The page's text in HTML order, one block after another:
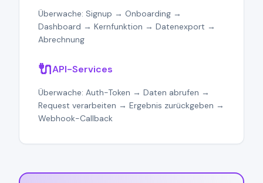
Überwache: Signup → Onboarding →
Dashboard → Kernfunktion → Datenexport →
Abrechnung
🔌API-Services
Überwache: Auth-Token → Daten abrufen →
Request verarbeiten → Ergebnis zurückgeben →
Webhook-Callback